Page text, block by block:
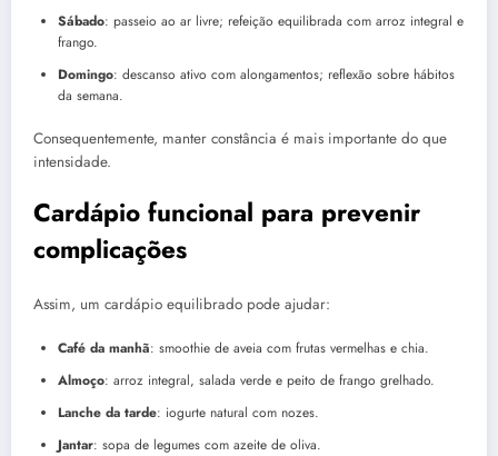
Sábado: passeio ao ar livre; refeição equilibrada com arroz integral e
frango.
Domingo: descanso ativo com alongamentos; reflexão sobre hábitos
da semana.
Consequentemente, manter constância é mais importante do que
intensidade.
Cardápio funcional para prevenir
complicações
Assim, um cardápio equilibrado pode ajudar:
Café da manhã: smoothie de aveia com frutas vermelhas e chia.
Almoço: arroz integral, salada verde e peito de frango grelhado.
Lanche da tarde: iogurte natural com nozes.
Jantar: sopa de legumes com azeite de oliva.